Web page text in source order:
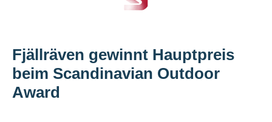
Fjällräven gewinnt Hauptpreis
beim Scandinavian Outdoor
Award